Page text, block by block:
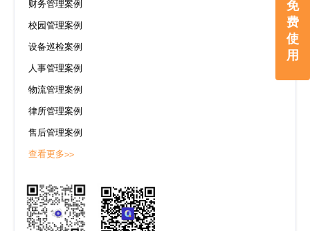
免
费
使
用
财务管理案例
校园管理案例
设备巡检案例
人事管理案例
物流管理案例
律所管理案例
售后管理案例
查看更多>>